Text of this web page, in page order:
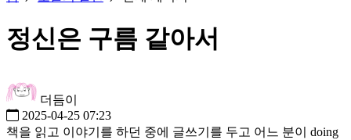
정신은 구름 같아서
더듬이
2025-04-25 07:23
책을 읽고 이야기를 하던 중에 글쓰기를 두고 어느 분이 doing